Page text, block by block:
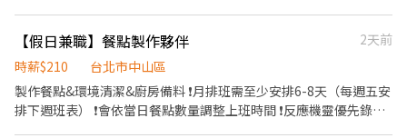
【假日兼職】餐點製作夥伴
2天前
時薪$210
台北市中山區
製作餐點&環境清潔&廚房備料 ❗️月排班需至少安排6-8天（每週五安
排下週班表） ❗️會依當日餐點數量調整上班時間 ❗️反應機靈優先錄取 ❗️